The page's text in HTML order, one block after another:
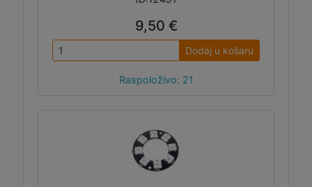
9,50 €
Dodaj u košaru
Raspoloživo: 21